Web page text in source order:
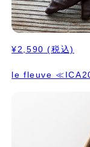
¥2,590 (税込)
le fleuve